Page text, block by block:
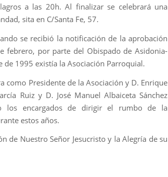
a las 20h. Al finalizar se celebrará una
sita en C/Santa Fe, 57.
se recibió la notificación de la aprobación
febrero, por parte del Obispado de Asidonia-
de 1995 existía la Asociación Parroquial.
como Presidente de la Asociación y D. Enrique
Ruiz y D. José Manuel Albaiceta Sánchez
los encargados de dirigir el rumbo de la
estos años.
de Nuestro Señor Jesucristo y la Alegría de su